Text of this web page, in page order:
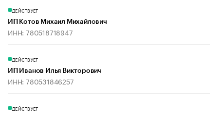
ДЕЙСТВУЕТ
ИП Котов Михаил Михайлович
ИНН: 780518718947
ДЕЙСТВУЕТ
ИП Иванов Илья Викторович
ИНН: 780531846257
ДЕЙСТВУЕТ